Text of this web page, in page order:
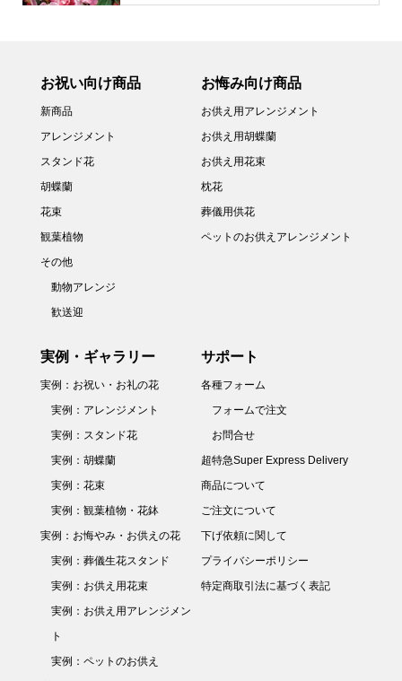
お祝い向け商品
新商品
アレンジメント
スタンド花
胡蝶蘭
花束
観葉植物
その他
動物アレンジ
歓送迎
お悔み向け商品
お供え用アレンジメント
お供え用胡蝶蘭
お供え用花束
枕花
葬儀用供花
ペットのお供えアレンジメント
実例・ギャラリー
実例：お祝い・お礼の花
実例：アレンジメント
実例：スタンド花
実例：胡蝶蘭
実例：花束
実例：観葉植物・花鉢
実例：お悔やみ・お供えの花
実例：葬儀生花スタンド
実例：お供え用花束
実例：お供え用アレンジメン
ト
実例：ペットのお供え
サポート
各種フォーム
フォームで注文
お問合せ
超特急Super Express Delivery
商品について
ご注文について
下げ依頼に関して
プライバシーポリシー
特定商取引法に基づく表記